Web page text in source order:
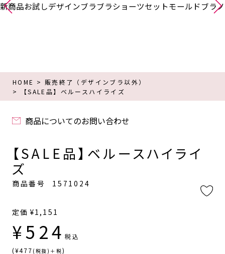
新商品お試しデザインブラブラショーツセットモールドブラ
HOME
販売終了（デザインブラ以外）
【SALE品】ベルースハイライズ
商品についてのお問い合わせ
【SALE品】ベルースハイライ
ズ
商品番号 1571024
定価 ¥1,151
¥524 税込
(¥477 (税抜)＋税)